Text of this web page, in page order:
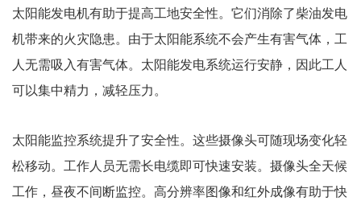
太阳能发电机有助于提高工地安全性。它们消除了柴油发电
机带来的火灾隐患。由于太阳能系统不会产生有害气体，工
人无需吸入有害气体。太阳能发电系统运行安静，因此工人
可以集中精力，减轻压力。
太阳能监控系统提升了安全性。这些摄像头可随现场变化轻
松移动。工作人员无需长电缆即可快速安装。摄像头全天候
工作，昼夜不间断监控。高分辨率图像和红外成像有助于快